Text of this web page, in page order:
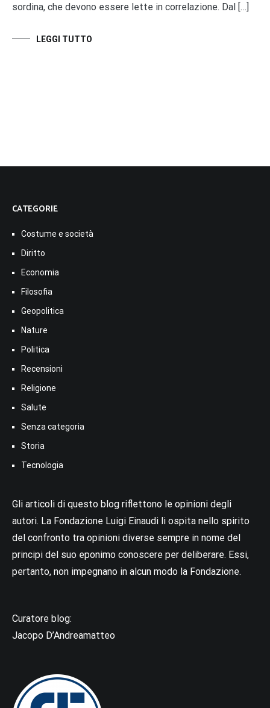
sordina, che devono essere lette in correlazione. Dal […]
LEGGI TUTTO
CATEGORIE
Costume e società
Diritto
Economia
Filosofia
Geopolitica
Nature
Politica
Recensioni
Religione
Salute
Senza categoria
Storia
Tecnologia
Gli articoli di questo blog riflettono le opinioni degli
autori. La Fondazione Luigi Einaudi li ospita nello spirito
del confronto tra opinioni diverse sempre in nome del
principi del suo eponimo conoscere per deliberare. Essi,
pertanto, non impegnano in alcun modo la Fondazione.
Curatore blog:
Jacopo D’Andreamatteo